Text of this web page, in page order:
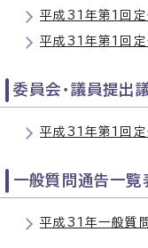
平成31年第1回定
平成31年第1回定
委員会・議員提出
平成31年第1回定
一般質問通告一覧
平成31年一般質